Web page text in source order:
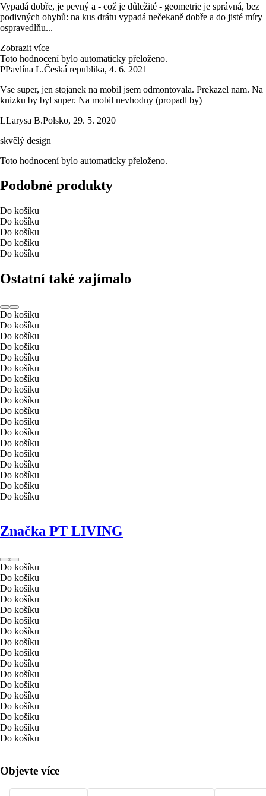
Vypadá dobře, je pevný a - což je důležité - geometrie je správná, bez
podivných ohybů: na kus drátu vypadá nečekaně dobře a do jisté míry
ospravedlňu...
Zobrazit více
Toto hodnocení bylo automaticky přeloženo.
PPavlína L.Česká republika, 4. 6. 2021
Vse super, jen stojanek na mobil jsem odmontovala. Prekazel nam. Na
knizku by byl super. Na mobil nevhodny (propadl by)
LLarysa B.Polsko, 29. 5. 2020
skvělý design
Toto hodnocení bylo automaticky přeloženo.
Podobné produkty
Do košíku
Do košíku
Do košíku
Do košíku
Do košíku
Ostatní také zajímalo
Do košíku
Do košíku
Do košíku
Do košíku
Do košíku
Do košíku
Do košíku
Do košíku
Do košíku
Do košíku
Do košíku
Do košíku
Do košíku
Do košíku
Do košíku
Do košíku
Do košíku
Do košíku
Značka PT LIVING
Do košíku
Do košíku
Do košíku
Do košíku
Do košíku
Do košíku
Do košíku
Do košíku
Do košíku
Do košíku
Do košíku
Do košíku
Do košíku
Do košíku
Do košíku
Do košíku
Do košíku
Objevte více